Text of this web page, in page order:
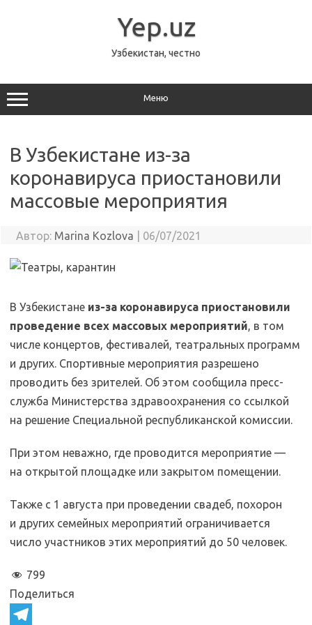
Yep.uz
Узбекистан, честно
Меню
В Узбекистане из-за
коронавируса приостановили
массовые мероприятия
Автор: Marina Kozlova 06/07/2021
В Узбекистане из-за коронавируса приостановили
проведение всех массовых мероприятий, в том
числе концертов, фестивалей, театральных программ
и других. Спортивные мероприятия разрешено
проводить без зрителей. Об этом сообщила пресс-
служба Министерства здравоохранения со ссылкой
на решение Специальной республиканской комиссии.
При этом неважно, где проводится мероприятие —
на открытой площадке или закрытом помещении.
Также с 1 августа при проведении свадеб, похорон
и других семейных мероприятий ограничивается
число участников этих мероприятий до 50 человек.
799
Поделиться